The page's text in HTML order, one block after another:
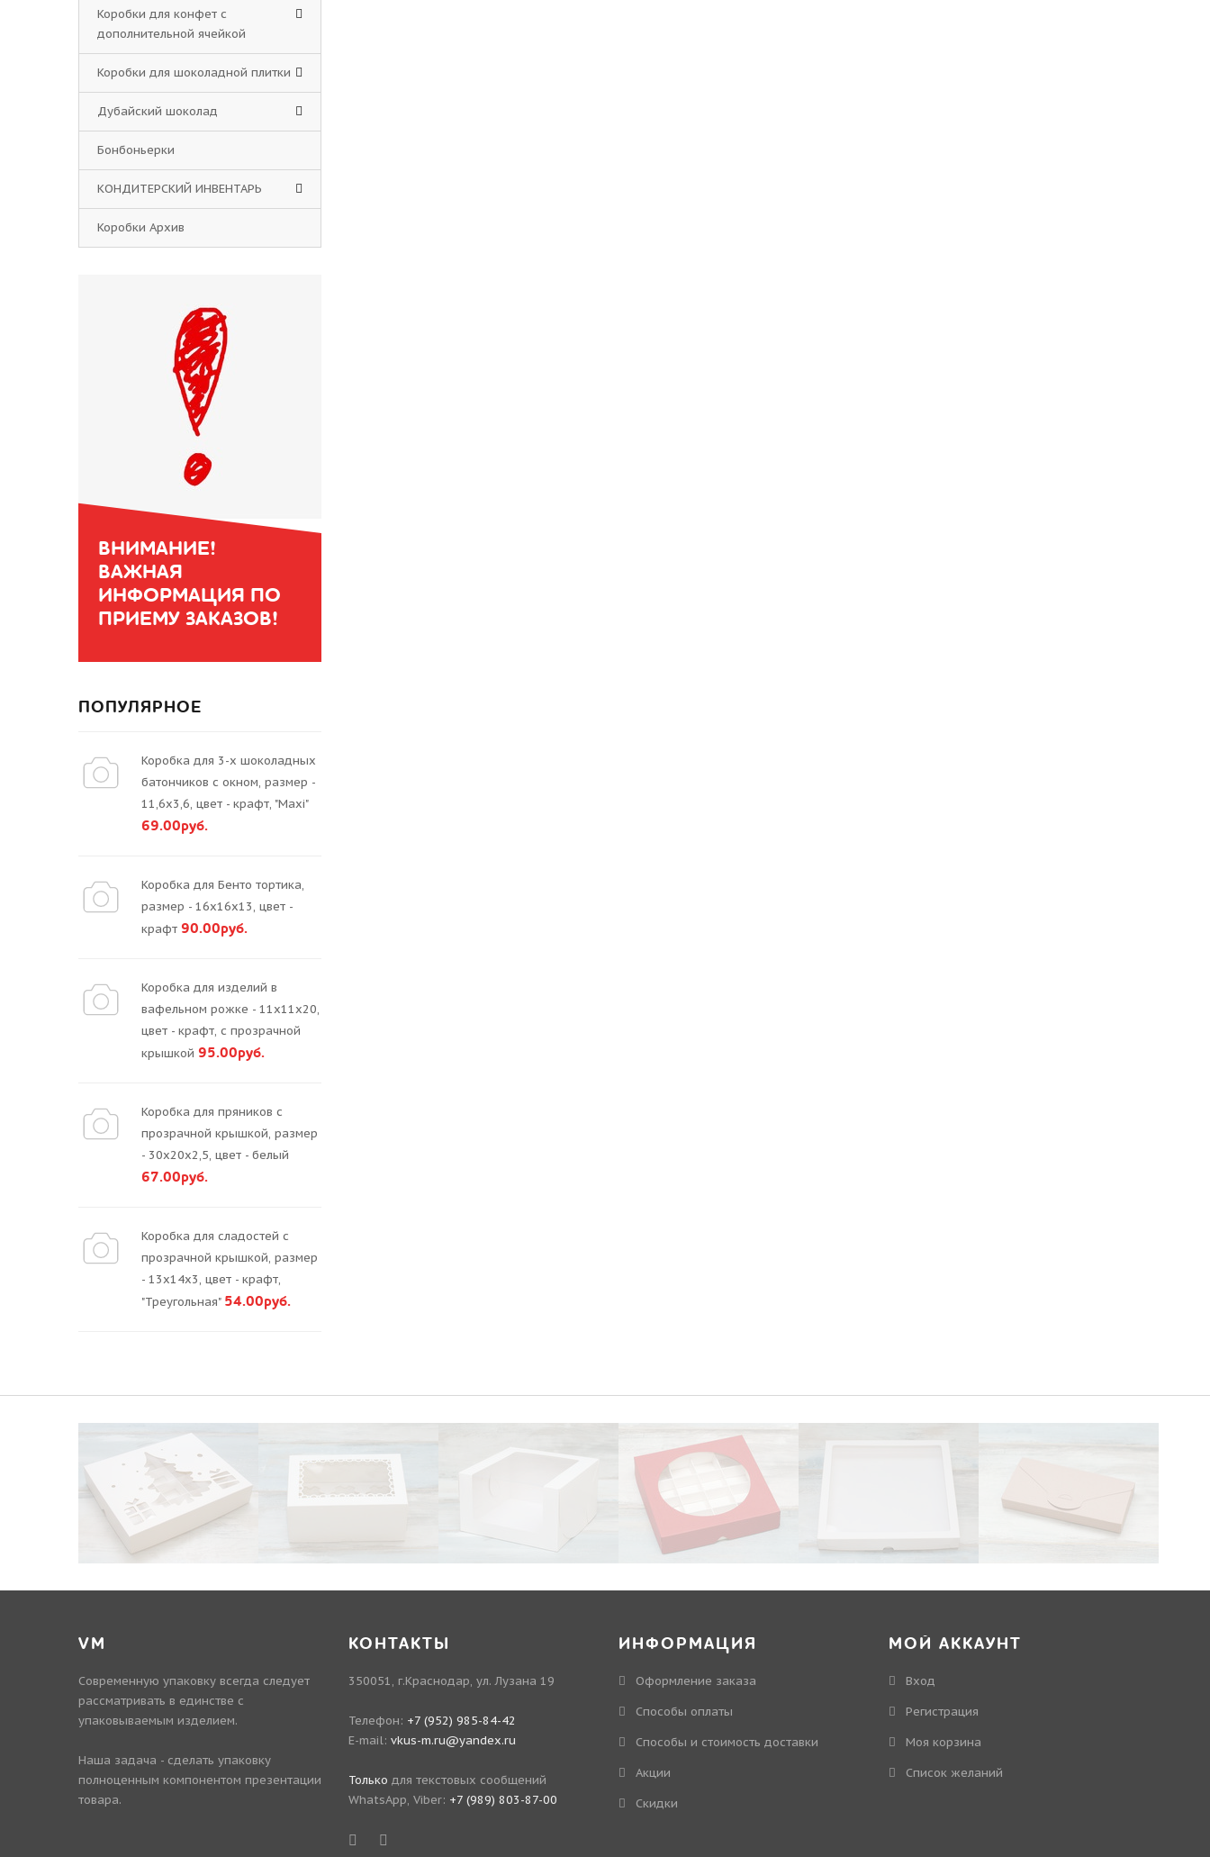
Коробки для конфет с
дополнительной ячейкой
Коробки для шоколадной плитки
Дубайский шоколад
Бонбоньерки
КОНДИТЕРСКИЙ ИНВЕНТАРЬ
Коробки Архив
ВНИМАНИЕ!
ВАЖНАЯ
ИНФОРМАЦИЯ ПО
ПРИЕМУ ЗАКАЗОВ!
ПОПУЛЯРНОЕ
Коробка для 3-х шоколадных
батончиков с окном, размер -
11,6х3,6, цвет - крафт, "Maxi"
69.00руб.
Коробка для Бенто тортика,
размер - 16х16х13, цвет -
крафт 90.00руб.
Коробка для изделий в
вафельном рожке - 11х11х20,
цвет - крафт, с прозрачной
крышкой 95.00руб.
Коробка для пряников с
прозрачной крышкой, размер
- 30х20х2,5, цвет - белый
67.00руб.
Коробка для сладостей с
прозрачной крышкой, размер
- 13х14х3, цвет - крафт,
"Треугольная" 54.00руб.
VM
Современную упаковку всегда следует
рассматривать в единстве с
упаковываемым изделием.
Наша задача - сделать упаковку
полноценным компонентом презентации
товара.
КОНТАКТЫ
350051, г.Краснодар, ул. Лузана 19
Телефон: +7 (952) 985-84-42
E-mail: vkus-m.ru@yandex.ru
Только для текстовых сообщений
WhatsApp, Viber: +7 (989) 803-87-00
ИНФОРМАЦИЯ
Оформление заказа
Способы оплаты
Способы и стоимость доставки
Акции
Скидки
МОЙ АККАУНТ
Вход
Регистрация
Моя корзина
Cписок желаний